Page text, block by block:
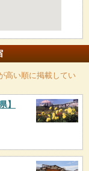
高い順に掲載してい
】